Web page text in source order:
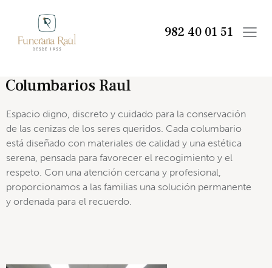
982 40 01 51
Columbarios Raul
Espacio digno, discreto y cuidado para la conservación
de las cenizas de los seres queridos. Cada columbario
está diseñado con materiales de calidad y una estética
serena, pensada para favorecer el recogimiento y el
respeto. Con una atención cercana y profesional,
proporcionamos a las familias una solución permanente
y ordenada para el recuerdo.